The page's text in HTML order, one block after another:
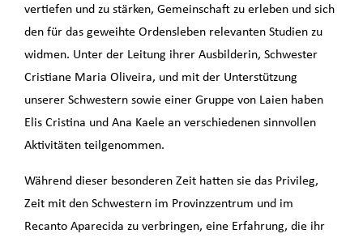
vertiefen und zu stärken, Gemeinschaft zu erleben und sich
den für das geweihte Ordensleben relevanten Studien zu
widmen. Unter der Leitung ihrer Ausbilderin, Schwester
Cristiane Maria Oliveira, und mit der Unterstützung
unserer Schwestern sowie einer Gruppe von Laien haben
Elis Cristina und Ana Kaele an verschiedenen sinnvollen
Aktivitäten teilgenommen.
Während dieser besonderen Zeit hatten sie das Privileg,
Zeit mit den Schwestern im Provinzzentrum und im
Recanto Aparecida zu verbringen, eine Erfahrung, die ihr